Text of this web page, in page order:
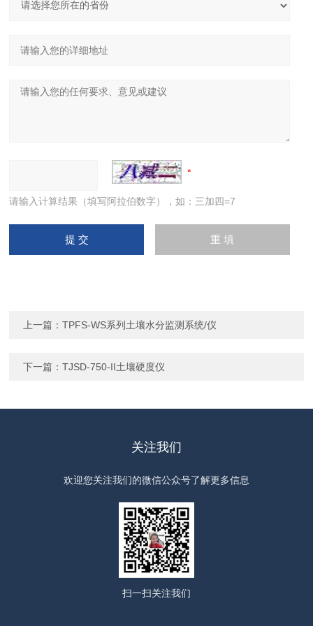
请输入计算结果（填写阿拉伯数字），如：三加四=7
上一篇：TPFS-WS系列土壤水分监测系统/仪
下一篇：TJSD-750-II土壤硬度仪
关注我们
欢迎您关注我们的微信公众号了解更多信息
扫一扫关注我们